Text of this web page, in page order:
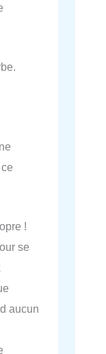
!
se
aucun